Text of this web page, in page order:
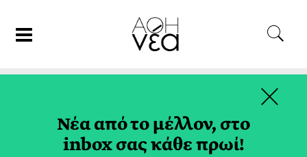
ΓΑΣΤΡΟΝΟΜΙΑ
Κρασί & Σύγχρονη Τέχνη
Νέα από το μέλλον, στο
inbox σας κάθε πρωί!
×